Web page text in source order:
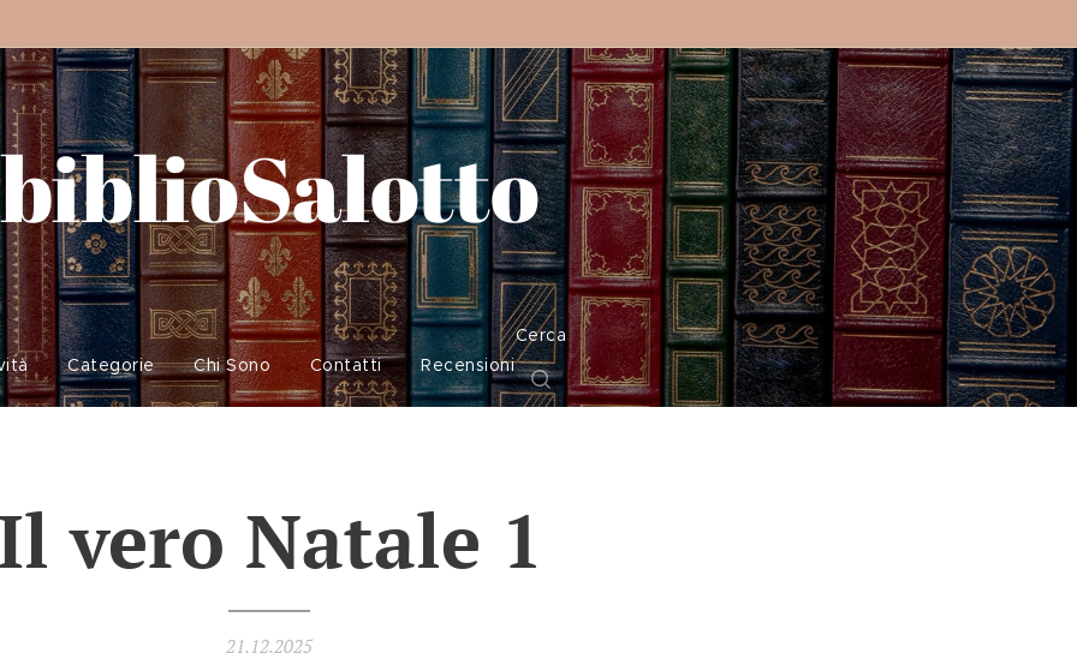
biblioSalotto
Categorie Chi Sono Contatti Recensioni
Cerca
vero Natale 1
21.12.2025